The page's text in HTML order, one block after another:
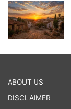
ABOUT US
DISCLAIMER